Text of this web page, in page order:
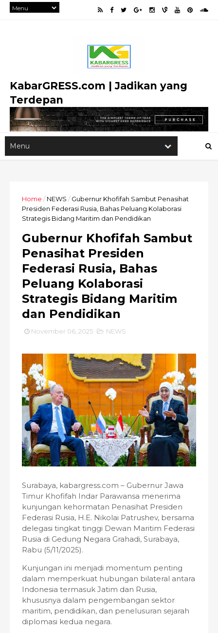
KabarGRESS.com | Jadikan yang
Terdepan
Home / NEWS / Gubernur Khofifah Sambut Penasihat
Presiden Federasi Rusia, Bahas Peluang Kolaborasi
Strategis Bidang Maritim dan Pendidikan
Gubernur Khofifah Sambut
Penasihat Presiden
Federasi Rusia, Bahas
Peluang Kolaborasi
Strategis Bidang Maritim
dan Pendidikan
November 06, 2025 NEWS
Surabaya, kabargress.com – Gubernur Jawa
Timur Khofifah Indar Parawansa menerima
kunjungan kehormatan Penasihat Presiden
Federasi Rusia, H.E. Nikolai Patrushev, bersama
delegasi tingkat tinggi Dewan Maritim Federasi
Rusia di Gedung Negara Grahadi, Surabaya,
Rabu (5/11/2025).
Kunjungan ini menjadi momentum penting
dalam memperkuat hubungan bilateral antara
Indonesia termasuk Jatim dan Rusia,
khususnya dalam pengembangan sektor
maritim, pendidikan, dan penelusuran sejarah
diplomasi kedua negara.